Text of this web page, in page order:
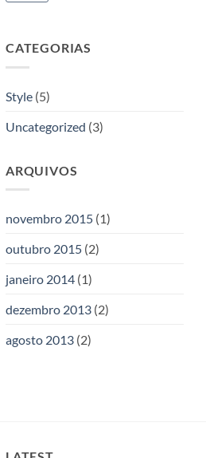
CATEGORIAS
Style (5)
Uncategorized (3)
ARQUIVOS
novembro 2015 (1)
outubro 2015 (2)
janeiro 2014 (1)
dezembro 2013 (2)
agosto 2013 (2)